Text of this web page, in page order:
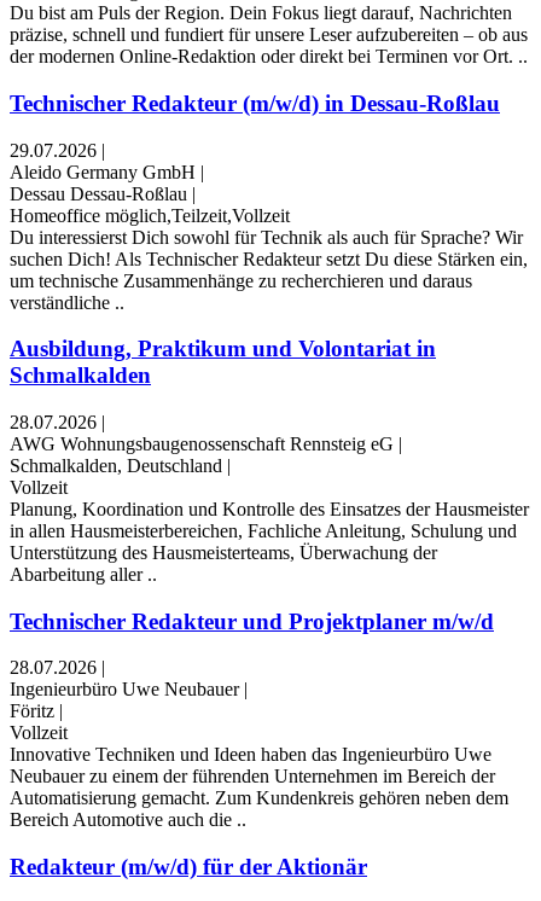
Du bist am Puls der Region. Dein Fokus liegt darauf, Nachrichten
präzise, schnell und fundiert für unsere Leser aufzubereiten – ob aus
der modernen Online-Redaktion oder direkt bei Terminen vor Ort. ..
Technischer Redakteur (m/w/d) in Dessau-Roßlau
29.07.2026 |
Aleido Germany GmbH |
Dessau Dessau-Roßlau |
Homeoffice möglich,Teilzeit,Vollzeit
Du interessierst Dich sowohl für Technik als auch für Sprache? Wir
suchen Dich! Als Technischer Redakteur setzt Du diese Stärken ein,
um technische Zusammenhänge zu recherchieren und daraus
verständliche ..
Ausbildung, Praktikum und Volontariat in
Schmalkalden
28.07.2026 |
AWG Wohnungsbaugenossenschaft Rennsteig eG |
Schmalkalden, Deutschland |
Vollzeit
Planung, Koordination und Kontrolle des Einsatzes der Hausmeister
in allen Hausmeisterbereichen, Fachliche Anleitung, Schulung und
Unterstützung des Hausmeisterteams, Überwachung der
Abarbeitung aller ..
Technischer Redakteur und Projektplaner m/w/d
28.07.2026
Ingenieurbüro Uwe Neubauer
Föritz
Vollzeit
Innovative Techniken und Ideen haben das Ingenieurbüro Uwe
Neubauer zu einem der führenden Unternehmen im Bereich der
Automatisierung gemacht. Zum Kundenkreis gehören neben dem
Bereich Automotive auch die ..
Redakteur (m/w/d) für der Aktionär